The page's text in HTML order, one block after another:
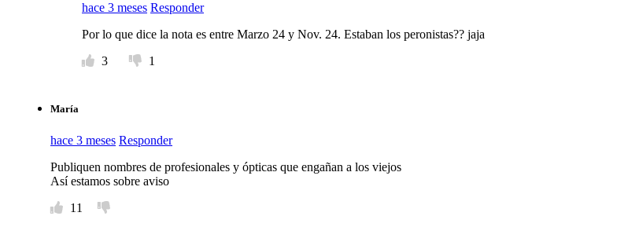
hace 3 meses Responder
Por lo que dice la nota es entre Marzo 24 y Nov. 24. Estaban los peronistas?? jaja
3
1
María
hace 3 meses Responder
Publiquen nombres de profesionales y ópticas que engañan a los viejos
Así estamos sobre aviso
11